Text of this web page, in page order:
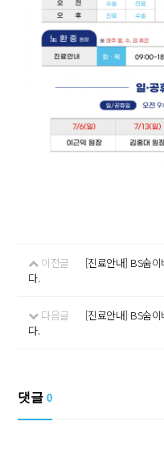
이전글
[진료안내] BS숨
다.
다음글
[진료안내] BS숨
다.
댓글 0